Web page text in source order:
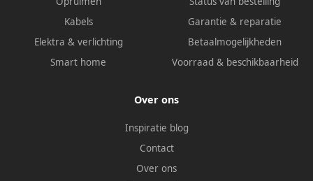
Kabels
Elektra & verlichting
Smart home
Garantie & reparatie
Betaalmogelijkheden
Voorraad & beschikbaarheid
Over ons
Inspiratie blog
Contact
Over ons